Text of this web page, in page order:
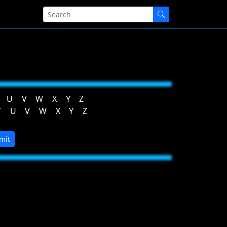
U V W X Y
Z
U V W X Y Z